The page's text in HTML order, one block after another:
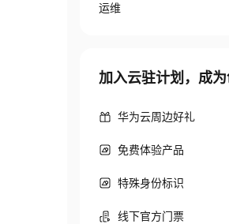
运维
加入云驻计划，成
华为云周边好礼
免费体验产品
特殊身份标识
线下官方门票